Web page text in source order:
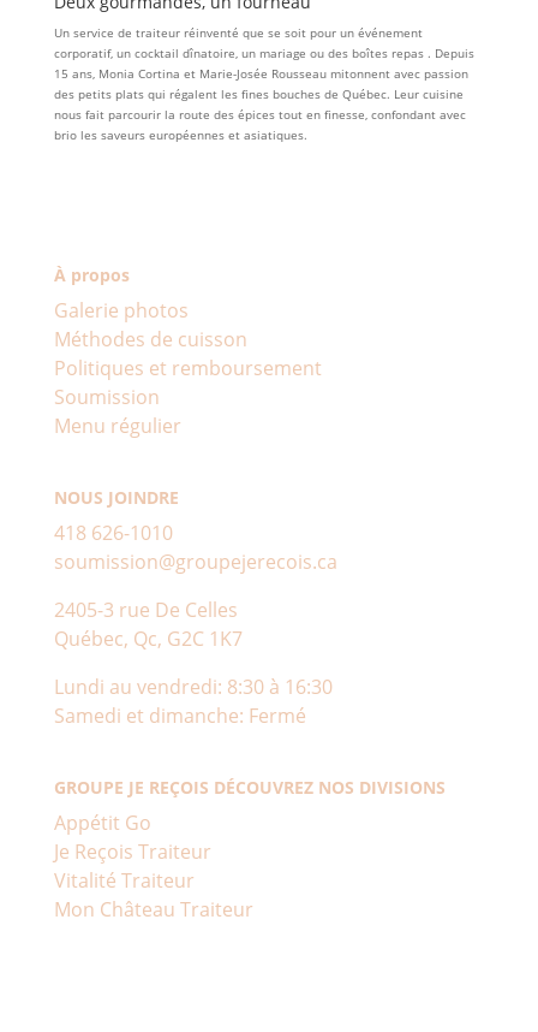
Un service de traiteur réinventé que se soit pour un événement
corporatif, un cocktail dînatoire, un mariage ou des boîtes repas . Depuis
15 ans, Monia Cortina et Marie-Josée Rousseau mitonnent avec passion
des petits plats qui régalent les fines bouches de Québec. Leur cuisine
nous fait parcourir la route des épices tout en finesse, confondant avec
brio les saveurs européennes et asiatiques.
À propos
Galerie photos
Méthodes de cuisson
Politiques et remboursement
Soumission
Menu régulier
NOUS JOINDRE
418 626-1010
soumission@groupejerecois.ca
2405-3 rue De Celles
Québec, Qc, G2C 1K7
Lundi au vendredi: 8:30 à 16:30
Samedi et dimanche: Fermé
GROUPE JE REÇOIS DÉCOUVREZ NOS DIVISIONS
Appétit Go
Je Reçois Traiteur
Vitalité Traiteur
Mon Château Traiteur